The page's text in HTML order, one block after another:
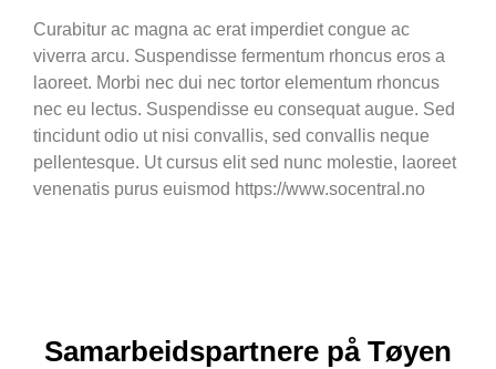
Curabitur ac magna ac erat imperdiet congue ac
viverra arcu. Suspendisse fermentum rhoncus eros a
laoreet. Morbi nec dui nec tortor elementum rhoncus
nec eu lectus. Suspendisse eu consequat augue. Sed
tincidunt odio ut nisi convallis, sed convallis neque
pellentesque. Ut cursus elit sed nunc molestie, laoreet
venenatis purus euismod https://www.socentral.no
Samarbeidspartnere på Tøyen